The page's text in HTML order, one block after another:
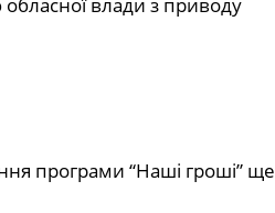
програми “Наші гроші” ще